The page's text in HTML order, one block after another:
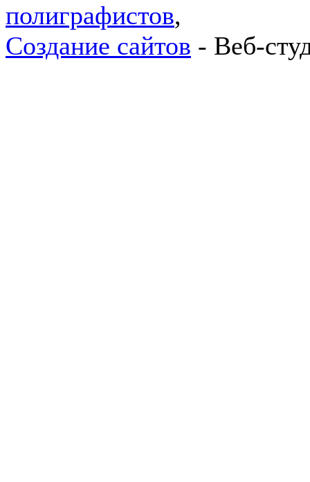
полиграфистов,
Создание сайтов - Веб-